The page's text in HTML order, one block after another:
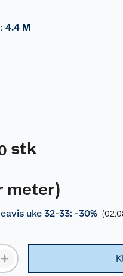
: 4.4 M
stk
meter)
uke 32-33: -30%